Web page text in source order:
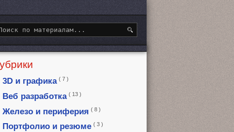
3D и графика ( 7 )
Веб разработка ( 13 )
Железо и периферия ( 8 )
Портфолио и резюме ( 3 )